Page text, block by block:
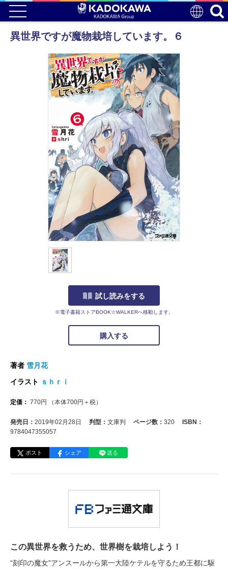
異世界ですが魔物栽培しています。６
試し読みをする
※電子書籍ストアBOOK☆WALKERへ移動します。
購入する
著者 雪月花
イラスト
ｓｈｒｉ
定価： 770円 （本体700円＋税）
発売日： 2019年02月28日 判型： 文庫判 ページ数： 320
ISBN：
9784047355057
ポスト シェア 送る
この異世界を救うため、世界樹を栽培しよう！
“刻印の魔女”アンスールから第一大陸ケテルを守るため王都に駆